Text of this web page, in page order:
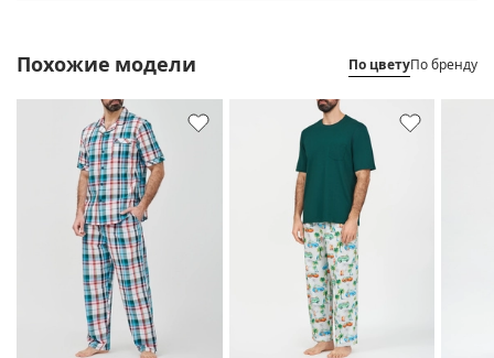
Похожие модели По цветуПо бренду